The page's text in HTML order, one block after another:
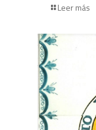
Leer más